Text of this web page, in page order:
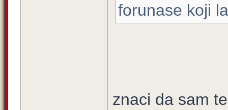
forunase koji
znaci da sam